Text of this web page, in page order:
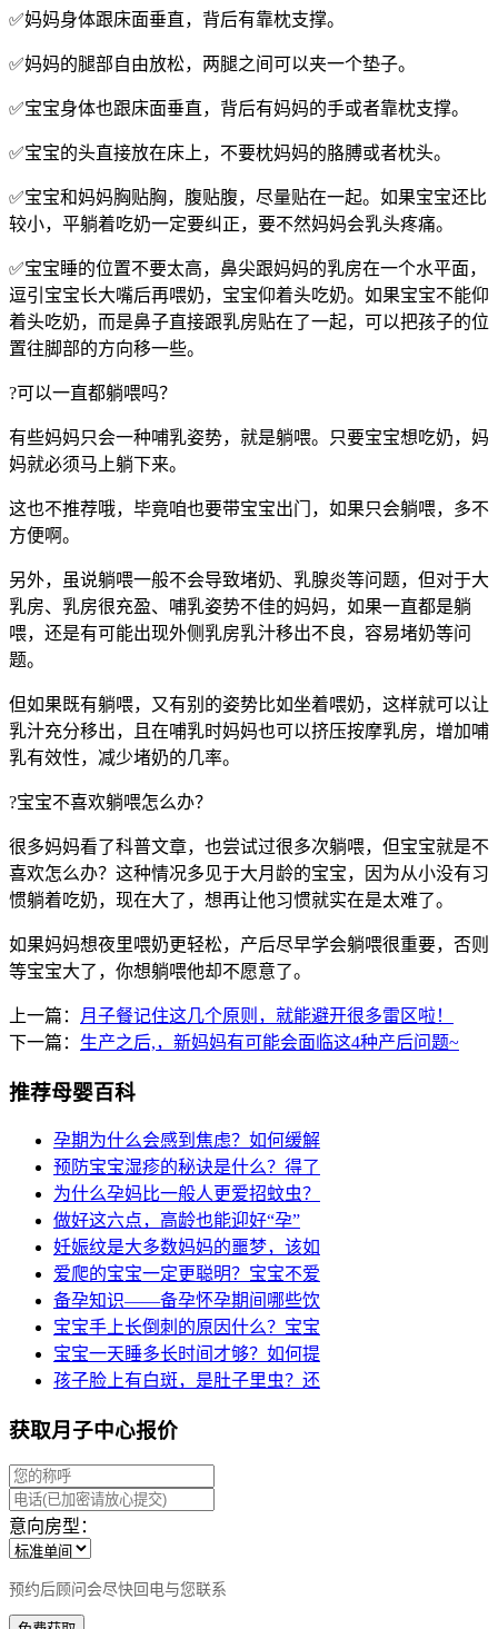
✅妈妈身体跟床面垂直，背后有靠枕支撑。
✅妈妈的腿部自由放松，两腿之间可以夹一个垫子。
✅宝宝身体也跟床面垂直，背后有妈妈的手或者靠枕支撑。
✅宝宝的头直接放在床上，不要枕妈妈的胳膊或者枕头。
✅宝宝和妈妈胸贴胸，腹贴腹，尽量贴在一起。如果宝宝还比
较小，平躺着吃奶一定要纠正，要不然妈妈会乳头疼痛。
✅宝宝睡的位置不要太高，鼻尖跟妈妈的乳房在一个水平面，
逗引宝宝长大嘴后再喂奶，宝宝仰着头吃奶。如果宝宝不能仰
着头吃奶，而是鼻子直接跟乳房贴在了一起，可以把孩子的位
置往脚部的方向移一些。
?可以一直都躺喂吗？
有些妈妈只会一种哺乳姿势，就是躺喂。只要宝宝想吃奶，妈
妈就必须马上躺下来。
这也不推荐哦，毕竟咱也要带宝宝出门，如果只会躺喂，多不
方便啊。
另外，虽说躺喂一般不会导致堵奶、乳腺炎等问题，但对于大
乳房、乳房很充盈、哺乳姿势不佳的妈妈，如果一直都是躺
喂，还是有可能出现外侧乳房乳汁移出不良，容易堵奶等问
题。
但如果既有躺喂，又有别的姿势比如坐着喂奶，这样就可以让
乳汁充分移出，且在哺乳时妈妈也可以挤压按摩乳房，增加哺
乳有效性，减少堵奶的几率。
?宝宝不喜欢躺喂怎么办？
很多妈妈看了科普文章，也尝试过很多次躺喂，但宝宝就是不
喜欢怎么办？这种情况多见于大月龄的宝宝，因为从小没有习
惯躺着吃奶，现在大了，想再让他习惯就实在是太难了。
如果妈妈想夜里喂奶更轻松，产后尽早学会躺喂很重要，否则
等宝宝大了，你想躺喂他却不愿意了。
上一篇：
月子餐记住这几个原则，就能避开很多雷区啦！
下一篇： 生产之后,，新妈妈有可能会面临这4种产后问题~
推荐母婴百科
孕期为什么会感到焦虑？如何缓解
预防宝宝湿疹的秘诀是什么？得了
为什么孕妈比一般人更爱招蚊虫？
做好这六点，高龄也能迎好“孕”
妊娠纹是大多数妈妈的噩梦，该如
爱爬的宝宝一定更聪明？宝宝不爱
备孕知识——备孕怀孕期间哪些饮
宝宝手上长倒刺的原因什么？宝宝
宝宝一天睡多长时间才够？如何提
孩子脸上有白斑，是肚子里虫？还
获取月子中心报价
意向房型：
预约后顾问会尽快回电与您联系